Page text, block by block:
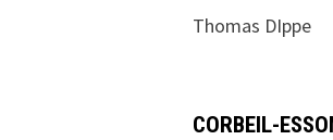
Thomas DIppe
CORBEIL-